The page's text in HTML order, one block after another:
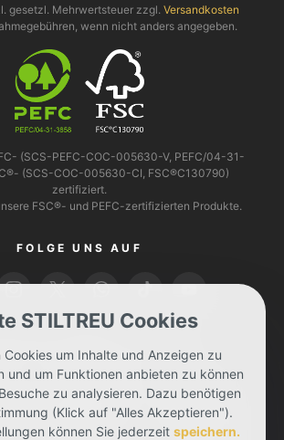
gesetzl. Mehrwertsteuer zzgl. Versandkosten
wenn nicht anders angegeben.
(SCS-PEFC-COC-005630-V, PEFC/04-31-
(SCS-COC-005630-CI, FSC®C130790)
zertifiziert.
FSC®- und PEFC-zertifizierten Produkte.
FOLGE UNS AUF
STILTREU Cookies
Cookies um Inhalte und Anzeigen zu
und um Funktionen anbieten zu können
zu analysieren. Dazu benötigen
(Klick auf "Alles Akzeptieren").
können Sie jederzeit speichern.